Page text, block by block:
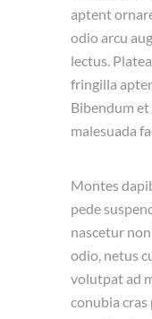
aptent
odio arcu
lectus.
fringilla
Bibendum et
malesuada
Montes
pede
nascetur
odio, netus
volutpat ad
conubia cras